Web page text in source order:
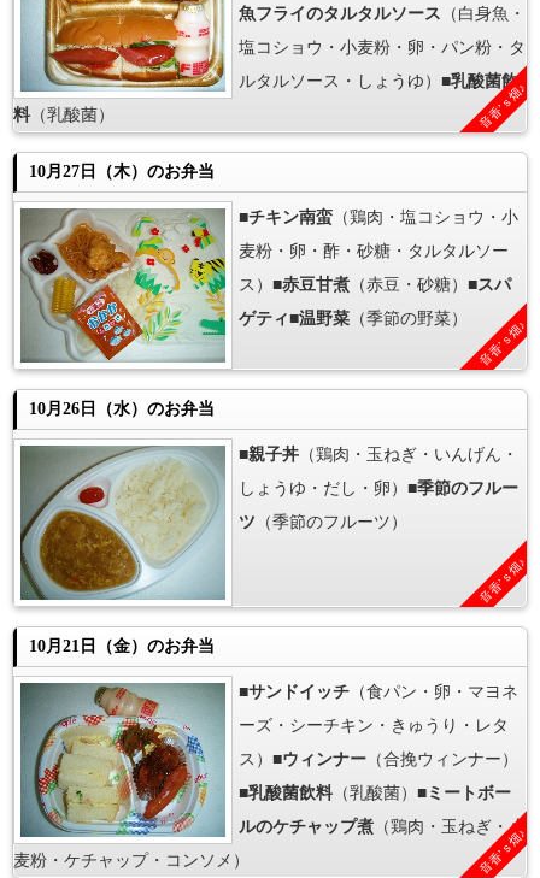
魚フライのタルタルソース （白身魚・
塩コショウ・小麦粉・卵・パン粉・タ
ルタルソース・しょうゆ）■乳酸菌飲
料 （乳酸菌） 音香’ｓ畑♪
10月27日（木）のお弁当
■チキン南蛮 （鶏肉・塩コショウ・小
麦粉・卵・酢・砂糖・タルタルソー
ス）■赤豆甘煮 （赤豆・砂糖）■スパ
ゲティ■温野菜 （季節の野菜） 音香’ｓ畑♪
10月26日（水）のお弁当
■親子丼 （鶏肉・玉ねぎ・いんげん・
しょうゆ・だし・卵）■季節のフルー
ツ （季節のフルーツ）
音香’ｓ畑♪
10月21日（金）のお弁当
■サンドイッチ （食パン・卵・マヨネ
ーズ・シーチキン・きゅうり・レタ
ス）■ウィンナー （合挽ウィンナー）
■乳酸菌飲料 （乳酸菌）■ ミートボー
ルのケチャップ煮 （鶏肉・玉ねぎ・小
麦粉・ケチャップ・コンソメ）
音香’ｓ畑♪